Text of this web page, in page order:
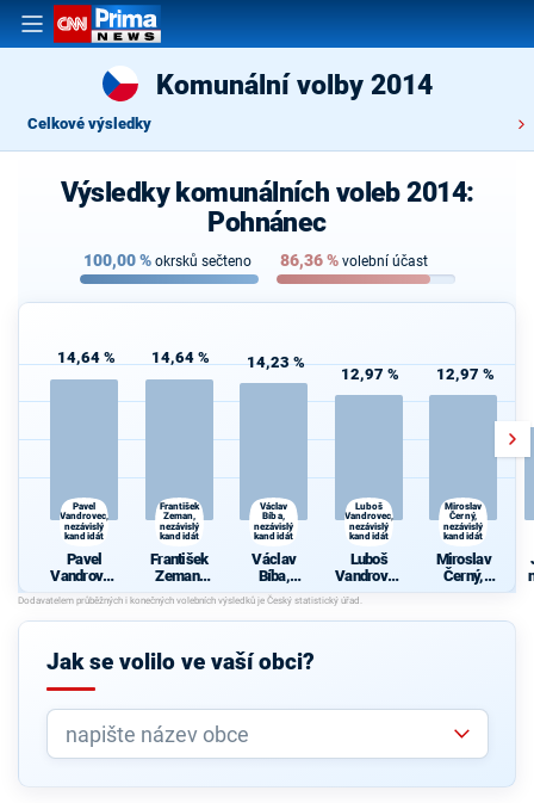
Komunální volby 2014
Celkové výsledky
Výsledky komunálních voleb 2014:
Pohnánec
100,00% okrsků sečteno 86,36% volební účast
14,64 %
Pavel
Vandrovec,
nezávislý
kandidát
Pavel
Vandrovec
, nezávislý
kandidát
14,64 %
František
Zeman,
nezávislý
kandidát
František
Zeman,
nezávislý
kandidát
14,23 %
Václav
Bíba,
nezávislý
kandidát
Václav
Bíba,
nezávislý
kandidát
12,97 %
Luboš
Vandrovec,
nezávislý
kandidát
Luboš
Vandrovec
, nezávislý
kandidát
12,97 %
Miroslav
Černý,
nezávislý
kandidát
Miroslav
Černý,
nezávislý
Jak se volilo ve vaší obci?